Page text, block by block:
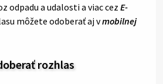
odpadu a udalosti a viac cez E-
môžete odoberať aj vmobilnej
rozhlas